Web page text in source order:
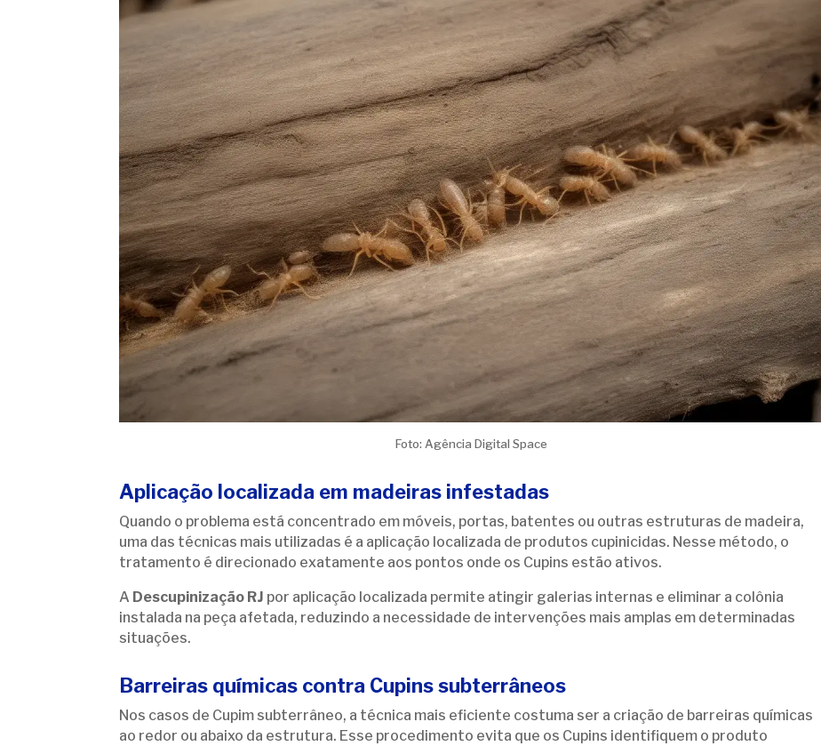
Foto: Agência Digital Space
Aplicação localizada em madeiras infestadas
Quando o problema está concentrado em móveis, portas, batentes ou outras estruturas de madeira,
uma das técnicas mais utilizadas é a aplicação localizada de produtos cupinicidas. Nesse método, o
tratamento é direcionado exatamente aos pontos onde os Cupins estão ativos.
A Descupinização RJ por aplicação localizada permite atingir galerias internas e eliminar a colônia
instalada na peça afetada, reduzindo a necessidade de intervenções mais amplas em determinadas
situações.
Barreiras químicas contra Cupins subterrâneos
Nos casos de Cupim subterrâneo, a técnica mais eficiente costuma ser a criação de barreiras químicas
ao redor ou abaixo da estrutura. Esse procedimento evita que os Cupins identifiquem o produto